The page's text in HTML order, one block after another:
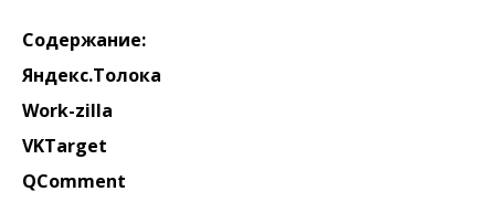
Содержание:
Яндекс.Толока
Work-zilla
VKTarget
QComment